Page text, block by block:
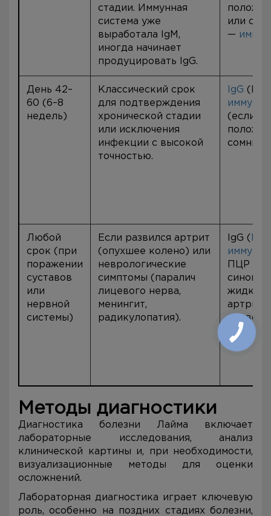
стадии. Иммунная
система уже
выработала IgM,
иногда начинает
продуцировать IgG.
или
—
День 42–
60 (6–8
недель)
Классический срок
для подтверждения
хронической стадии
или исключения
инфекции с высокой
точностью.
IgG
(если
Любой
срок (при
поражении
суставов
или
нервной
системы)
Если развился артрит
(опухшее колено) или
неврологические
симптомы (паралич
лицевого нерва,
менингит,
радикулопатия).
IgG (
ПЦР
Методы диагностики
Диагностика болезни Лайма включает
лабораторные исследования, анализ
клинической картины и, при необходимости,
визуализационные методы для оценки
осложнений.
Лабораторная диагностика играет ключевую
роль, особенно на поздних стадиях болезни,